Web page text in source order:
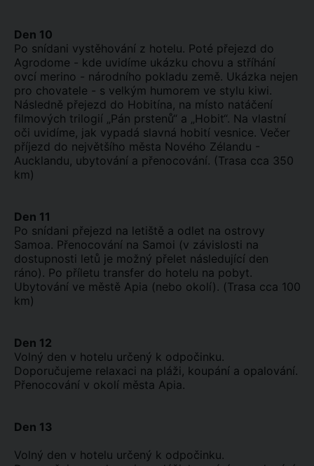
Den 10
Po snídani vystěhování z hotelu. Poté přejezd do
Agrodome - kde uvidíme ukázku chovu a stříhání
ovcí merino - národního pokladu země. Ukázka nejen
pro chovatele - s velkým humorem ve stylu kiwi.
Následně přejezd do Hobitína, na místo natáčení
filmových trilogií „Pán prstenů“ a „Hobit“. Na vlastní
oči uvidíme, jak vypadá slavná hobití vesnice. Večer
příjezd do největšího města Nového Zélandu -
Aucklandu, ubytování a přenocování. (Trasa cca 350
km)
Den 11
Po snídani přejezd na letiště a odlet na ostrovy
Samoa. Přenocování na Samoi (v závislosti na
dostupnosti letů je možný přelet následující den
ráno). Po příletu transfer do hotelu na pobyt.
Ubytování ve městě Apia (nebo okolí). (Trasa cca 100
km)
Den 12
Volný den v hotelu určený k odpočinku.
Doporučujeme relaxaci na pláži, koupání a opalování.
Přenocování v okolí města Apia.
Den 13
Volný den v hotelu určený k odpočinku.